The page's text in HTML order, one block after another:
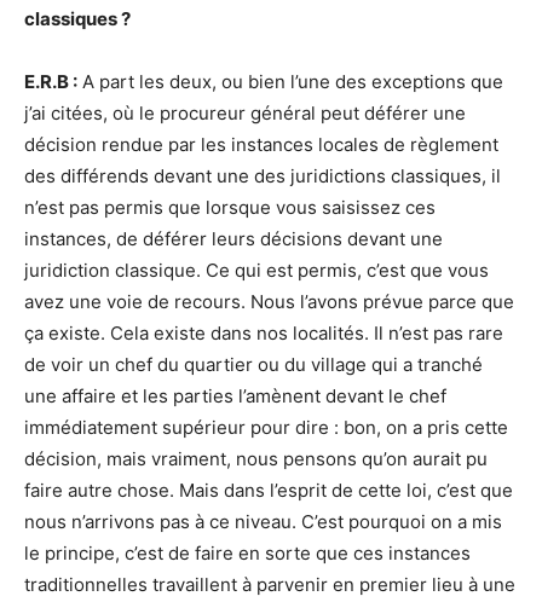
classiques ?
E.R.B : A part les deux, ou bien l’une des exceptions que
j’ai citées, où le procureur général peut déférer une
décision rendue par les instances locales de règlement
des différends devant une des juridictions classiques, il
n’est pas permis que lorsque vous saisissez ces
instances, de déférer leurs décisions devant une
juridiction classique. Ce qui est permis, c’est que vous
avez une voie de recours. Nous l’avons prévue parce que
ça existe. Cela existe dans nos localités. Il n’est pas rare
de voir un chef du quartier ou du village qui a tranché
une affaire et les parties l’amènent devant le chef
immédiatement supérieur pour dire : bon, on a pris cette
décision, mais vraiment, nous pensons qu’on aurait pu
faire autre chose. Mais dans l’esprit de cette loi, c’est que
nous n’arrivons pas à ce niveau. C’est pourquoi on a mis
le principe, c’est de faire en sorte que ces instances
traditionnelles travaillent à parvenir en premier lieu à une